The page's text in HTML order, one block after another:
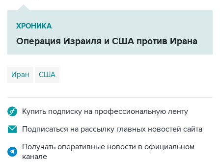
ХРОНИКА
Операция Израиля и США против Ирана
Иран США
Купить подписку на профессиональную ленту
Подписаться на рассылку главных новостей сайта
Получать оперативные новости в официальном
канале